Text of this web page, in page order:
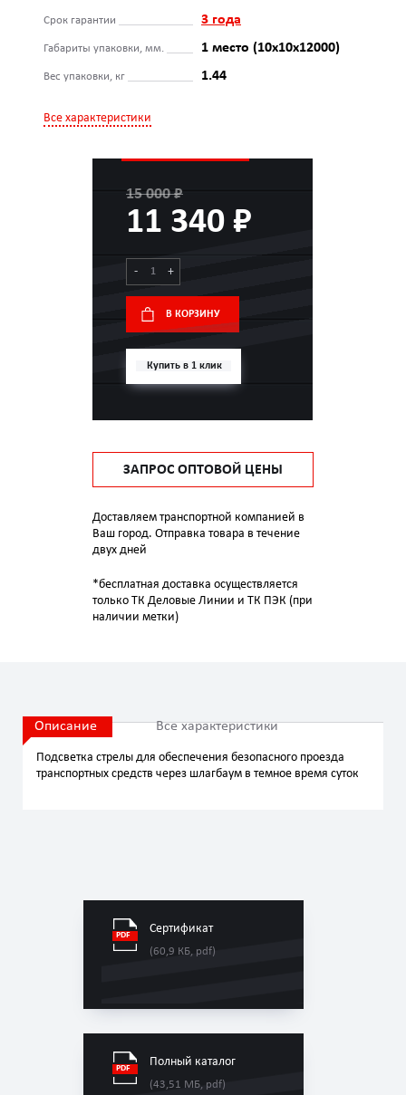
Срок гарантии 3 года
Габариты упаковки, мм. 1 место (10x10x12000)
Вес упаковки, кг 1.44
Все характеристики
15 000 ₽
11 340 ₽
- +
В КОРЗИНУ
Купить в 1 клик
ЗАПРОС ОПТОВОЙ ЦЕНЫ
Доставляем транспортной компанией в
Ваш город. Отправка товара в течение
двух дней
*бесплатная доставка осуществляется
только ТК Деловые Линии и ТК ПЭК (при
наличии метки)
Сертификат
(60,9 КБ, pdf)
Полный каталог
(43,51 МБ, pdf)
Описание Все характеристики
Подсветка стрелы для обеспечения безопасного проезда
транспортных средств через шлагбаум в темное время суток